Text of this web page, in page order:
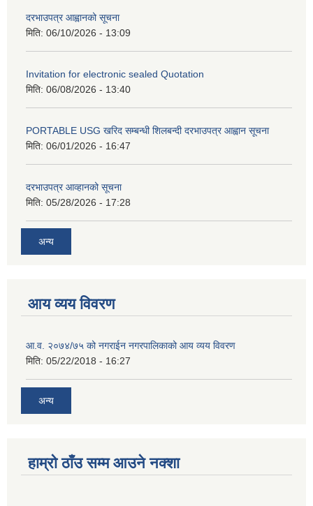
दरभाउपत्र आह्वानको सूचना
मिति: 06/10/2026 - 13:09
Invitation for electronic sealed Quotation
मिति: 06/08/2026 - 13:40
PORTABLE USG खरिद सम्बन्धी शिलबन्दी दरभाउपत्र आह्वान सूचना
मिति: 06/01/2026 - 16:47
दरभाउपत्र आव्हानको सूचना
मिति: 05/28/2026 - 17:28
अन्य
आय व्यय विवरण
आ.व. २०७४/७५ को नगराईन नगरपालिकाको आय व्यय विवरण
मिति: 05/22/2018 - 16:27
अन्य
हाम्रो ठाँउ सम्म आउने नक्शा